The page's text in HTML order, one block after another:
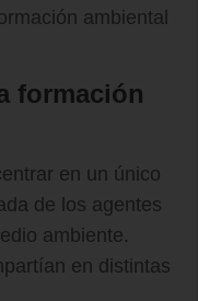
ambiental
formación
en un único
de los agentes
ambiente.
en distintas